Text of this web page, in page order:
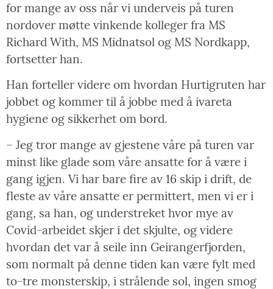
for mange av oss når vi underveis på turen
nordover møtte vinkende kolleger fra MS
Richard With, MS Midnatsol og MS Nordkapp,
fortsetter han.
Han forteller videre om hvordan Hurtigruten har
jobbet og kommer til å jobbe med å ivareta
hygiene og sikkerhet om bord.
– Jeg tror mange av gjestene våre på turen var
minst like glade som våre ansatte for å være i
gang igjen. Vi har bare fire av 16 skip i drift, de
fleste av våre ansatte er permittert, men vi er i
gang, sa han, og understreket hvor mye av
Covid-arbeidet skjer i det skjulte, og videre
hvordan det var å seile inn Geirangerfjorden,
som normalt på denne tiden kan være fylt med
to-tre monsterskip, i strålende sol, ingen smog